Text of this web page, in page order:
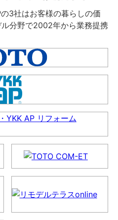
3社はお客様の暮らしの価
分野で2002年から業務提携